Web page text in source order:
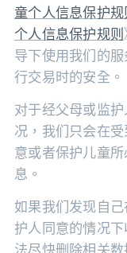
童个人信息保护规
个人信息保护规则
导下使用我们的
行交易时的安全。
对于经父母或监
况，我们只会在
意或者保护儿童
息。
如果我们发现自
护人同意的情况
法尽快删除相关数